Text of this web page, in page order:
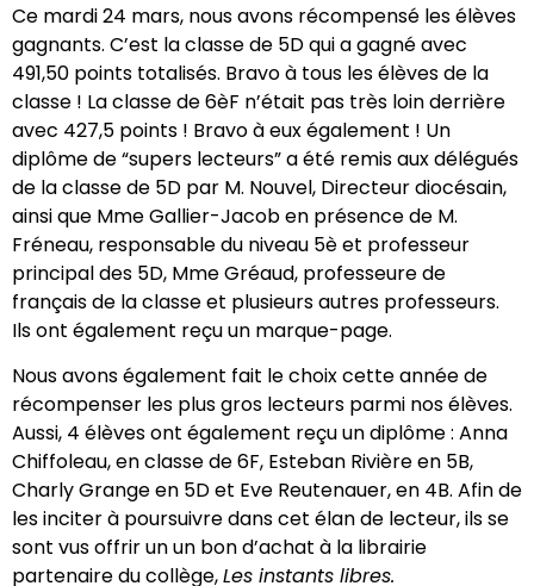
Ce mardi 24 mars, nous avons récompensé les élèves
gagnants. C’est la classe de 5D qui a gagné avec
491,50 points totalisés. Bravo à tous les élèves de la
classe ! La classe de 6èF n’était pas très loin derrière
avec 427,5 points ! Bravo à eux également ! Un
diplôme de “supers lecteurs” a été remis aux délégués
de la classe de 5D par M. Nouvel, Directeur diocésain,
ainsi que Mme Gallier-Jacob en présence de M.
Fréneau, responsable du niveau 5è et professeur
principal des 5D, Mme Gréaud, professeure de
français de la classe et plusieurs autres professeurs.
Ils ont également reçu un marque-page.
Nous avons également fait le choix cette année de
récompenser les plus gros lecteurs parmi nos élèves.
Aussi, 4 élèves ont également reçu un diplôme : Anna
Chiffoleau, en classe de 6F, Esteban Rivière en 5B,
Charly Grange en 5D et Eve Reutenauer, en 4B. Afin de
les inciter à poursuivre dans cet élan de lecteur, ils se
sont vus offrir un un bon d’achat à la librairie
partenaire du collège,Les instants libres.